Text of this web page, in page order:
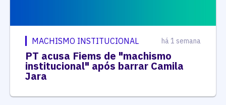
MACHISMO INSTITUCIONAL há 1 semana
PT acusa Fiems de "machismo
institucional" após barrar Camila
Jara